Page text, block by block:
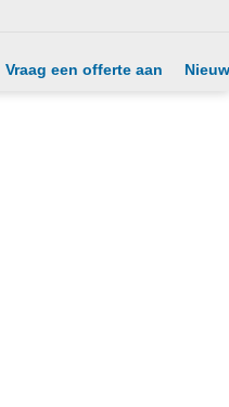
Vraag een offerte aan